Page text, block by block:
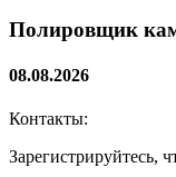
Полировщик
08.08.2026
Контакты:
Зарегистрируйтесь,